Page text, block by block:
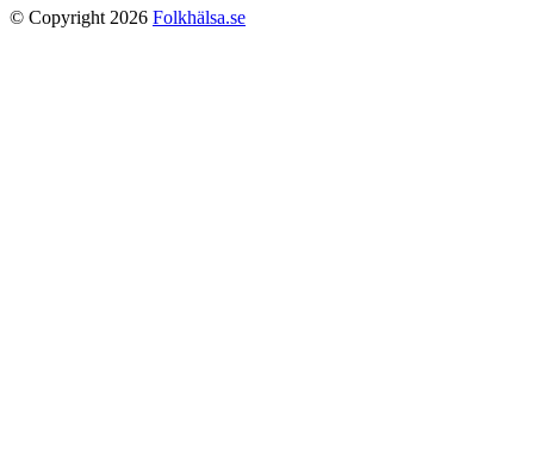
© Copyright 2026 Folkhälsa.se